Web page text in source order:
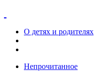
О детях и родителях
Непрочитанное